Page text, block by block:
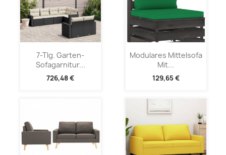
7-Tlg. Garten-
Sofagarnitur...
726,48 €
Modulares Mittelsofa
Mit...
129,65 €